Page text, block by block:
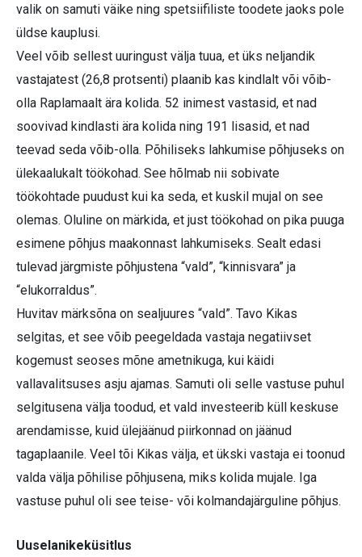
valik on samuti väike ning spetsiifiliste toodete jaoks pole
üldse kauplusi.
Veel võib sellest uuringust välja tuua, et üks neljandik
vastajatest (26,8 protsenti) plaanib kas kindlalt või võib-
olla Raplamaalt ära kolida. 52 inimest vastasid, et nad
soovivad kindlasti ära kolida ning 191 lisasid, et nad
teevad seda võib-olla. Põhiliseks lahkumise põhjuseks on
ülekaalukalt töökohad. See hõlmab nii sobivate
töökohtade puudust kui ka seda, et kuskil mujal on see
olemas. Oluline on märkida, et just töökohad on pika puuga
esimene põhjus maakonnast lahkumiseks. Sealt edasi
tulevad järgmiste põhjustena “vald”, “kinnisvara” ja
“elukorraldus”.
Huvitav märksõna on sealjuures “vald”. Tavo Kikas
selgitas, et see võib peegeldada vastaja negatiivset
kogemust seoses mõne ametnikuga, kui käidi
vallavalitsuses asju ajamas. Samuti oli selle vastuse puhul
selgitusena välja toodud, et vald investeerib küll keskuse
arendamisse, kuid ülejäänud piirkonnad on jäänud
tagaplaanile. Veel tõi Kikas välja, et ükski vastaja ei toonud
valda välja põhilise põhjusena, miks kolida mujale. Iga
vastuse puhul oli see teise- või kolmandajärguline põhjus.
Uuselanikeküsitlus